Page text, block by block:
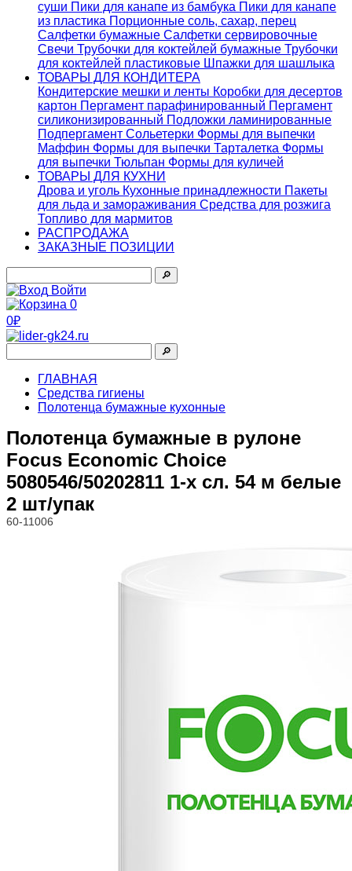
суши Пики для канапе из бамбука Пики для канапе
из пластика Порционные соль, сахар, перец
Салфетки бумажные Салфетки сервировочные
Свечи Трубочки для коктейлей бумажные Трубочки
для коктейлей пластиковые Шпажки для шашлыка
ТОВАРЫ ДЛЯ КОНДИТЕРА
Кондитерские мешки и ленты Коробки для десертов
картон Пергамент парафинированный Пергамент
силиконизированный Подложки ламинированные
Подпергамент Сольетерки Формы для выпечки
Маффин Формы для выпечки Тарталетка Формы
для выпечки Тюльпан Формы для куличей
ТОВАРЫ ДЛЯ КУХНИ
Дрова и уголь Кухонные принадлежности Пакеты
для льда и замораживания Средства для розжига
Топливо для мармитов
РАСПРОДАЖА
ЗАКАЗНЫЕ ПОЗИЦИИ
🔎︎
Войти
0
0₽
🔎︎
ГЛАВНАЯ
Средства гигиены
Полотенца бумажные кухонные
Полотенца бумажные в рулоне
Focus Economic Choice
5080546/50202811 1-х сл. 54 м белые
2 шт/упак
60-11006